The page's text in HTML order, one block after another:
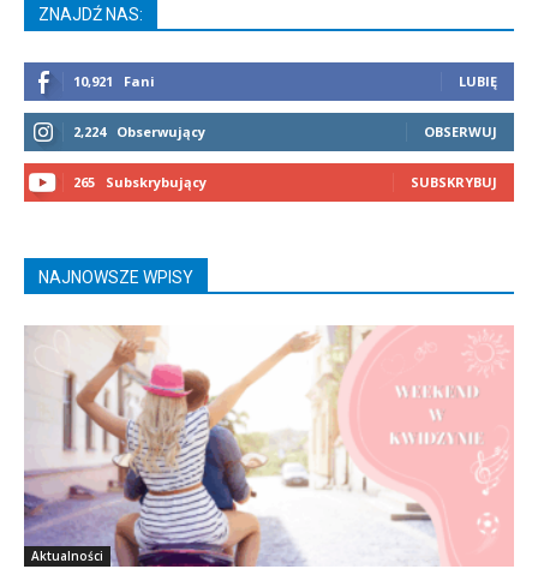
ZNAJDŹ NAS:
10,921 Fani LUBIĘ
2,224 Obserwujący OBSERWUJ
265 Subskrybujący SUBSKRYBUJ
NAJNOWSZE WPISY
Aktualności